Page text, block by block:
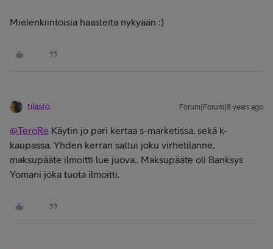
Mielenkiintoisia haasteita nykyään :)
tilasto Forum|Forum|8 years ago
@TeroRe Käytin jo pari kertaa s-marketissa, sekä k-
kaupassa. Yhden kerran sattui joku virhetilanne,
maksupääte ilmoitti lue juova.. Maksupääte oli Banksys
Yomani joka tuota ilmoitti.